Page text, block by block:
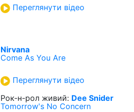
Переглянути відео
Nirvana
Come As You Are
Переглянути відео
Рок-н-рол живий: Dee Snider
Tomorrow's No Concern